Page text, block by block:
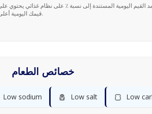
قيمك اليومية أعلى أو أقل حسب احتياجاتك السعرية.
خصائص الطعام
Low sodium 🧂 Low salt 🍞 Low